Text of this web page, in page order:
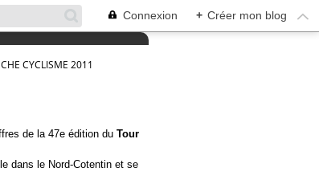
Connexion + Créer mon blog
CYCLISME 2011
de la 47e édition du Tour
dans le Nord-Cotentin et se